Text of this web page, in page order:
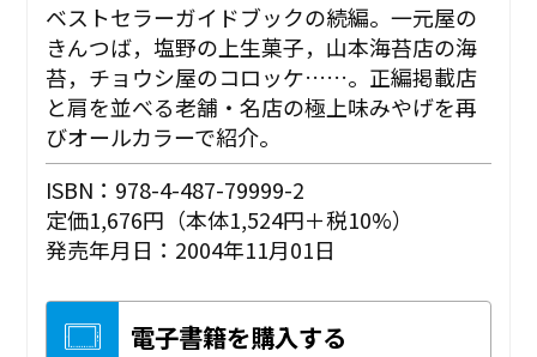
ベストセラーガイドブックの続編。一元屋の
きんつば，塩野の上生菓子，山本海苔店の海
苔，チョウシ屋のコロッケ……。正編掲載店
と肩を並べる老舗・名店の極上味みやげを再
びオールカラーで紹介。
ISBN：978-4-487-79999-2
定価1,676円（本体1,524円＋税10%）
発売年月日：2004年11月01日
電子書籍を購入する